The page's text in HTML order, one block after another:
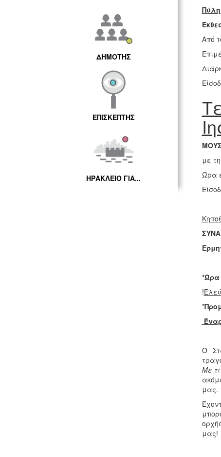
ΔΗΜΟΤΗΣ
ΕΠΙΣΚΕΠΤΗΣ
ΗΡΑΚΛΕΙΟ ΓΙΑ...
Από
με
Ώρα
*Ώρα
!
*
Ο
Με
μας.
μας!